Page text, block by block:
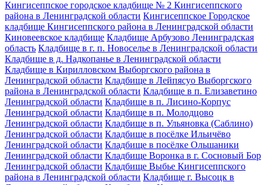
Кингисеппское городское кладбище № 2 Кингисеппского
района в Ленинградской области Кингисеппское Городское
кладбище Кингисеппского района в Ленинградской области
Киновеевское кладбище Кладбище Арбузово Ленинградская
область Кладбище в г. п. Новоселье в Ленинградской области
Кладбище в д. Надкопанье в Ленинградской области
Кладбище в Кирилловском Выборгского района в
Ленинградской области Кладбище в Лейпясуо Выборгского
района в Ленинградской области Кладбище в п. Елизаветино
Ленинградской области Кладбище в п. Лисино-Корпус
Ленинградской области Кладбище в п. Молодцово
Ленинградской области Кладбище в п. Ульяновка (Саблино)
Ленинградской области Кладбище в посёлке Ильичёво
Ленинградской области Кладбище в посёлке Ольшаники
Ленинградской области Кладбище Воронка в г. Сосновый Бор
Ленинградской области Кладбище Выбье Кингисеппского
района в Ленинградской области Кладбище г. Высоцк в